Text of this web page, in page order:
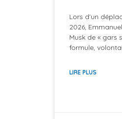
Lors d’un
2026,
Musk de « gars
formule,
LIRE PLUS